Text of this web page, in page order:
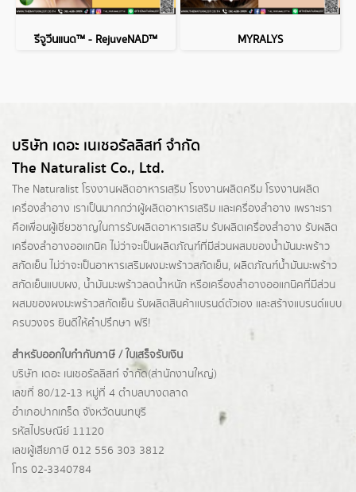
รีจูวีนแนด™ - RejuveNAD™ MYRALYS
บริษัท เดอะ เนเชอรัลลิสท์ จำกัด
The Naturalist Co., Ltd.
The Naturalist โรงงานผลิตอาหารเสริม โรงงานผลิตครีม โรงงานผลิต
เครื่องสำอาง เราเป็นมากกว่าผู้ผลิตอาหารเสริม และเครื่องสำอาง เพราะเรา
คือเพื่อนผู้เชี่ยวชาญในการรับผลิตอาหารเสริม รับผลิตเครื่องสำอาง รับผลิต
เครื่องสำอางออแกนิค ไม่ว่าจะเป็นผลิตภัณฑ์ที่มีส่วนผสมของน้ำมันมะพร้าว
สกัดเย็น ไม่ว่าจะเป็นอาหารเสริมผงมะพร้าวสกัดเย็น, ผลิตภัณฑ์น้ำมันมะพร้าว
สกัดเย็นแบบผง, น้ำมันมะพร้าวลดน้ำหนัก หรือเครื่องสำอางออแกนิคที่มีส่วน
ผสมของผงมะพร้าวสกัดเย็น รับผลิตสินค้าแบรนด์ตัวเอง และสร้างแบรนด์แบบ
ครบวงจร ยินดีให้คำปรึกษา ฟรี!
สำหรับออกใบกำกับภาษี / ใบเสร็จรับเงิน
บริษัท เดอะ เนเชอรัลลิสท์ จำกัด(ส่านักงานใหญ่)
เลขที่ 80/12-13 หมู่ที่ 4 ตำบลบางตลาด
อำเภอปากเกร็ด จังหวัดนนทบุรี
รหัสไปรษณีย์ 11120
เลขผู้เสียภาษี 012 556 303 3812
โทร 02-3340784